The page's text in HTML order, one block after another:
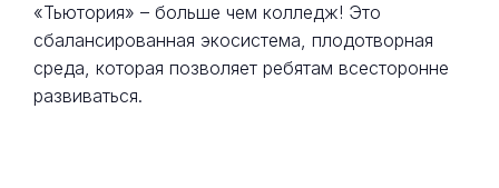
«Тьютория» – больше чем колледж! Это
сбалансированная экосистема, плодотворная
среда, которая позволяет ребятам всесторонне
развиваться.